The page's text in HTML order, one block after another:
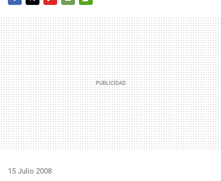
MAIL
15 Julio 2008